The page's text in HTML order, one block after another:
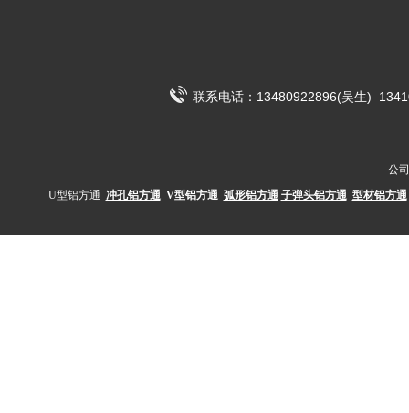
联系电话：13480922896(吴生)
公
U型铝方通 冲孔铝方通 V型铝方通 弧形铝方通 子弹头铝方通 型材铝方通